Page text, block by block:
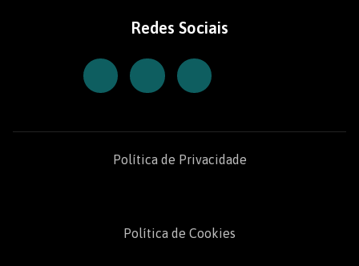
Redes Sociais
Política de Privacidade
Política de Cookies